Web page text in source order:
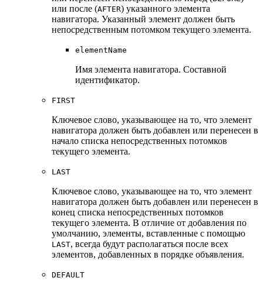
или после (AFTER) указанного элемента
навигатора. Указанный элемент должен быть
непосредственным потомком текущего элемента.
elementName
Имя элемента навигатора. Составной
идентификатор.
FIRST
Ключевое слово, указывающее на то, что элемент
навигатора должен быть добавлен или перенесен в
начало списка непосредственных потомков
текущего элемента.
LAST
Ключевое слово, указывающее на то, что элемент
навигатора должен быть добавлен или перенесен в
конец списка непосредственных потомков
текущего элемента. В отличие от добавления по
умолчанию, элементы, вставленные с помощью
LAST, всегда будут располагаться после всех
элементов, добавленных в порядке объявления.
DEFAULT